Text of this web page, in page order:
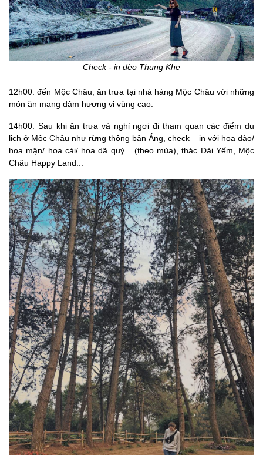
Check - in đèo Thung Khe
12h00: đến Mộc Châu, ăn trưa tại nhà hàng Mộc Châu với những
món ăn mang đậm hương vị vùng cao.
14h00: Sau khi ăn trưa và nghỉ ngơi đi tham quan các điểm du
lịch ở Mộc Châu như rừng thông bản Áng, check – in với hoa đào/
hoa mận/ hoa cải/ hoa dã quỳ... (theo mùa), thác Dải Yếm, Mộc
Châu Happy Land...